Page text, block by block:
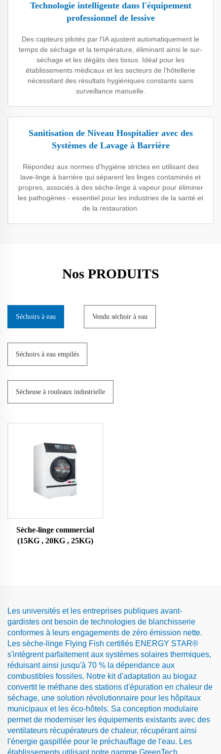
Technologie intelligente dans l'équipement
professionnel de lessive
Des capteurs pilotés par l'IA ajustent automatiquement le
temps de séchage et la température, éliminant ainsi le sur-
séchage et les dégâts des tissus. Idéal pour les
établissements médicaux et les secteurs de l'hôtellerie
nécessitant des résultats hygiéniques constants sans
surveillance manuelle.
Sanitisation de Niveau Hospitalier avec des
Systèmes de Lavage à Barrière
Répondez aux normes d'hygiène strictes en utilisant des
lave-linge à barrière qui séparent les linges contaminés et
propres, associés à des sèche-linge à vapeur pour éliminer
les pathogènes - essentiel pour les industries de la santé et
de la restauration.
Nos PRODUITS
Séchoirs à eau Vendu séchoir à eau
Séchoirs à eau empilés
Sécheuse à rouleaux industrielle
Sèche-linge commercial
(15KG , 20KG , 25KG)
Les universités et les entreprises publiques avant-
gardistes ont besoin de technologies de blanchisserie
conformes à leurs engagements de zéro émission nette.
Les sèche-linge Flying Fish certifiés ENERGY STAR®
s'intègrent parfaitement aux systèmes solaires thermiques,
réduisant ainsi jusqu'à 70 % la dépendance aux
combustibles fossiles. Notre kit d'adaptation au biogaz
convertit le méthane des stations d'épuration en chaleur de
séchage, une solution révolutionnaire pour les hôpitaux
municipaux et les éco-hôtels. Sa conception modulaire
permet de moderniser les équipements existants avec des
ventilateurs récupérateurs de chaleur, récupérant ainsi
l'énergie gaspillée pour le préchauffage de l'eau. Les
établissements utilisant notre gamme GreenTech